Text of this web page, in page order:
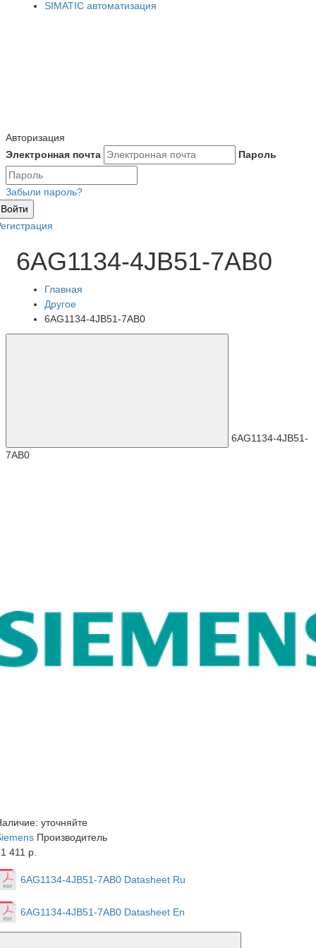
SIMATIC автоматизация
Авторизация
Электронная почта
Пароль
Забыли пароль?
Войти
6AG1134-4JB51-7AB0
Главная
Другое
6AG1134-4JB51-7AB0
6AG1134-4JB51-
7AB0
уточняйте
Производитель
411 р.
6AG1134-4JB51-7AB0 Datasheet Ru
6AG1134-4JB51-7AB0 Datasheet En